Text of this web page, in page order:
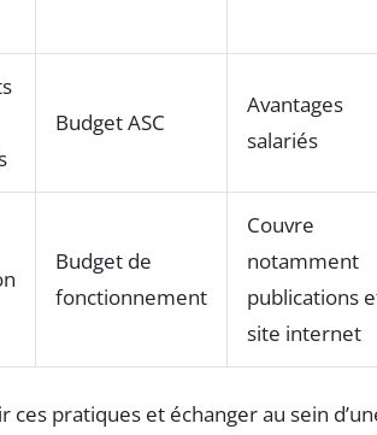
Budget ASC
Avantages
salariés
Budget de
fonctionnement
Couvre
notamment
publications
site internet
ces pratiques et échanger au sein